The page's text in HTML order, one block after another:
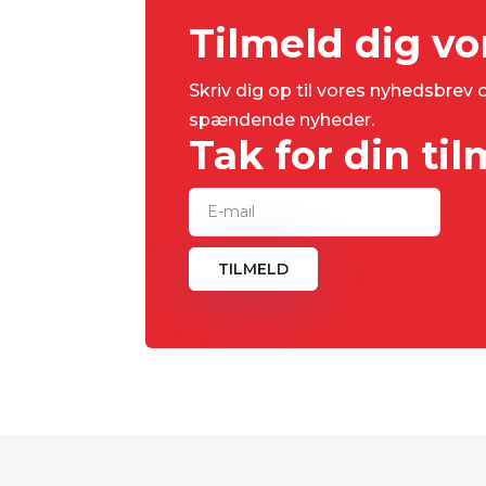
Tilmeld dig
Skriv dig op til vores
spændende nyheder.
Tak for din
TILMELD